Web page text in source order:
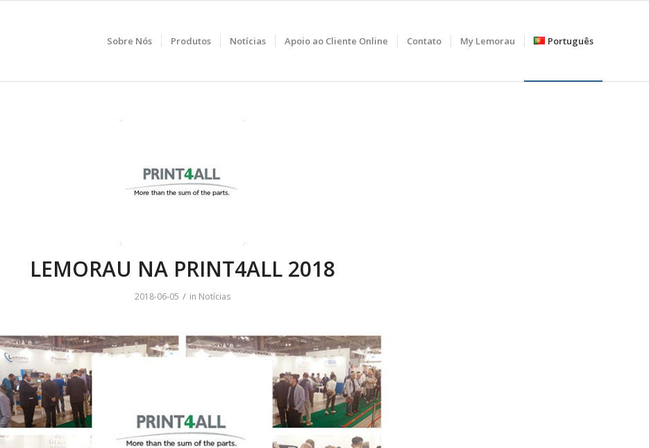
Sobre Nós Produtos Notícias Apoio ao Cliente Online Contato My Lemorau Português
LEMORAU NA PRINT4ALL 2018
2018-06-05 / in Notícias